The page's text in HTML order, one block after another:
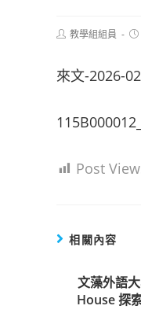
Post教學組組員
來文-2026-
Post
相關內容
文藻外語
House 探